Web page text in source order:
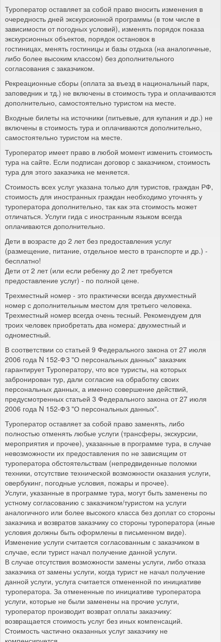
Туроператор оставляет за собой право вносить изменения в
очередность дней экскурсионной программы (в том числе в
зависимости от погодных условий), изменять порядок показа
экскурсионных объектов, порядок остановок в
гостиницах, менять гостиницы и базы отдыха (на аналогичные,
либо более высоким классом) без дополнительного
согласования с заказчиком.
Рекреационные сборы (оплата за въезд в национальный парк,
заповедник и тд.) не включены в стоимость тура и оплачиваются
дополнительно, самостоятельно туристом на месте.
Входные билеты на источники (питьевые, для купания и др.) не
включены в стоимость тура и оплачиваются дополнительно,
самостоятельно туристом на месте.
Туроператор имеет право в любой момент изменить стоимость
тура на сайте. Если подписан договор с заказчиком, стоимость
тура для этого заказчика не меняется.
Стоимость всех услуг указана только для туристов, граждан РФ,
стоимость для иностранных граждан необходимо уточнять у
туроператора дополнительно, так как эта стоимость может
отличаться. Услуги гида с иностранным языком всегда
оплачиваются дополнительно.
Дети в возрасте до 2 лет без предоставления услуг
(размещение, питание, отдельное место в транспорте и др.) -
бесплатно!
Дети от 2 лет (или если ребенку до 2 лет требуется
предоставление услуг) - по полной цене.
Трехместный номер - это практически всегда двухместный
номер с дополнительным местом для третьего человека.
Трехместный номер всегда очень тесный. Рекомендуем для
троих человек приобретать два номера: двухместный и
одноместный.
В соответствии со статьей 9 Федерального закона от 27 июля
2006 года N 152-ФЗ "О персональных данных" заказчик
гарантирует Туроператору, что все туристы, на которых
забронирован тур, дали согласие на обработку своих
персональных данных, а именно совершение действий,
предусмотренных статьей 3 Федерального закона от 27 июля
2006 года N 152-ФЗ "О персональных данных".
Туроператор оставляет за собой право заменять, либо
полностью отменять любые услуги (трансферы, экскурсии,
мероприятия и прочее), указанные в программе тура, в случае
невозможности их предоставления по не зависящим от
туроператора обстоятельствам (непредвиденные поломки
техники, отсутствие технической возможности оказания услуги,
овербукинг, погодные условия, пожары и прочее).
Услуги, указанные в программе тура, могут быть заменены по
устному согласованию с заказчиком/туристом на услуги
аналогичного или более высокого класса без доплат со стороны
заказчика и возвратов заказчику со стороны туроператора (иные
условия должны быть оформлены в письменном виде).
Изменение услуги считается согласованным с заказчиком в
случае, если турист начал получение данной услуги.
В случае отсутствия возможности замены услуги, либо отказа
заказчика от замены услуги, когда турист не начал получение
данной услуги, услуга считается отмененной по инициативе
туроператора. За отмененные по инициативе туроператора
услуги, которые не были заменены на прочие услуги,
туроператор производит возврат оплаты заказчику:
возвращается стоимость услуг без иных компенсаций.
Стоимость частично оказанных услуг заказчику не